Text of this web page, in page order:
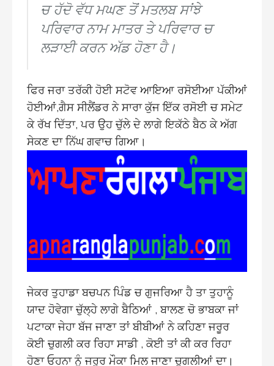
ਚ ਹੱਦੋ ਵੱਧ ਮਘਣ ਤੋਂ ਮਤਲਬ ਸਾਂਝੇ
ਪਰਿਵਾਰ ਨਾਮ ਮਾਤਰ ਤੇ ਪਰਿਵਾਰ ਚ
ਲੜਾਈ ਕਰਨ ਅੱਡ ਹੋਣਾ ਹੈ।
ਫਿਰ ਜਰਾ ਤਰੱਕੀ ਹੋਈ ਸਟੋਵ ਆਇਆ ਰਸੋਈਆ ਪੱਕੀਆਂ
ਹੋਈਆਂ,ਗੈਸ ਸੀਲੈਂਡਰ ਨੇ ਸਾਰਾ ਕੁੱਜ ਇੱਕ ਰਸੋਈ ਚ ਸਮੇਟ
ਕੇ ਰੱਖ ਦਿੱਤਾ, ਪਰ ਉਹ ਚੁੱਲੇ ਦੇ ਲਾਗੇ ਇਕੱਠੇ ਬੈਠ ਕੇ ਅੱਗ
ਸੇਕਣ ਦਾ ਨਿੱਘ ਗਵਾਚ ਗਿਆ।
ਜੇਕਰ ਤੁਹਾਡਾ ਬਚਪਨ ਪਿੰਡ ਚ ਗੁਜਰਿਆ ਹੈ ਤਾ ਤੁਹਾਨੂੰ
ਯਾਦ ਹੋਵੇਗਾ ਚੁੱਲ੍ਹੇ ਲਾਗੇ ਬੈਠਿਆਂ , ਬਾਲਣ ਚੋ ਭਾਬਕਾ ਜਾਂ
ਪਟਾਕਾ ਜੇਹਾ ਬੱਜ ਜਾਣਾ ਤਾਂ ਬੀਬੀਆਂ ਨੇ ਕਹਿਣਾ ਜਰੂਰ
ਕੋਈ ਚੁਗਲੀ ਕਰ ਰਿਹਾ ਸਾਡੀ , ਕੋਈ ਤਾਂ ਕੀ ਕਰ ਰਿਹਾ
ਹੋਣਾ ਓਹਨਾ ਨੂੰ ਜਰੂਰ ਮੌਕਾ ਮਿਲ ਜਾਣਾ ਚੁਗਲੀਆਂ ਦਾ।